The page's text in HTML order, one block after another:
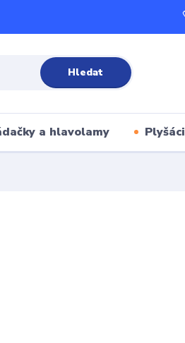
Hledat
a hlavolamy Plyšáci